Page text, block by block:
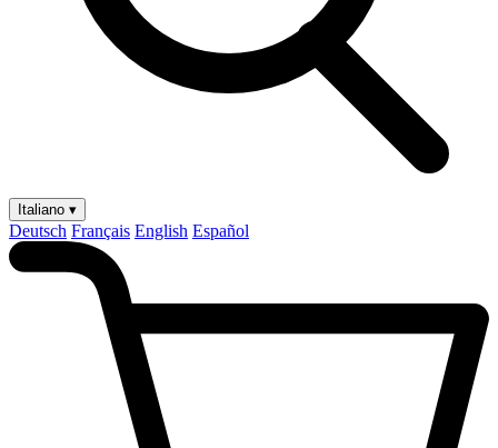
Italiano ▾
Deutsch Français English Español